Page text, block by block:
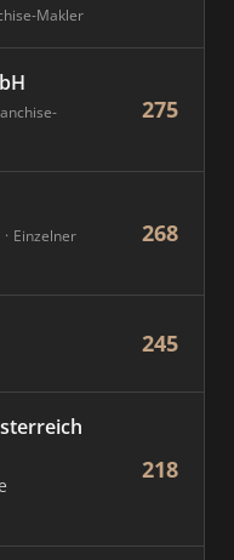
Makler
275
Einzelner
268
245
218